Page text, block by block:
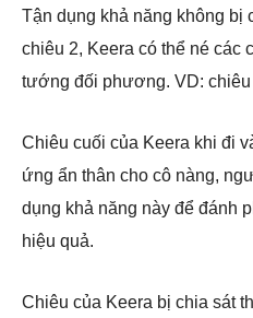
Tận dụng khả năng không bị
chiêu 2, Keera có thể né các
tướng đối phương. VD: chiêu
Chiêu cuối của Keera khi đi
ứng ẩn thân cho cô nàng,
dụng khả năng này để đánh
hiệu quả.
Chiêu của Keera bị chia sát